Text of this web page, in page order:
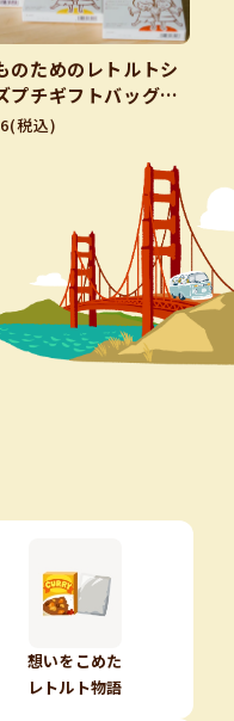
のためのレトルトシ
プチギフトバッグ
り） カレー＆ハ
(税込)
想いをこめた
レトルト物語